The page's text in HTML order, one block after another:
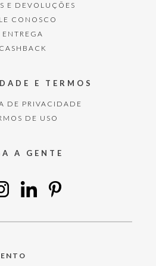
E DEVOLUÇÕES
CONOSCO
ENTREGA
CASHBACK
E TERMOS
DE PRIVACIDADE
DE USO
A GENTE